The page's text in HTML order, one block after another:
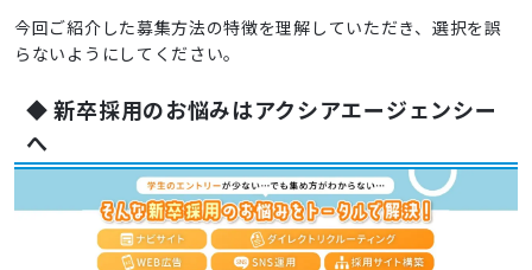
今回ご紹介した募集方法の特徴を理解していただき、選択を誤
らないようにしてください。
◆ 新卒採用のお悩みはアクシアエージェンシー
へ